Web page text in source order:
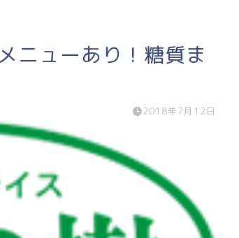
ニューあり！糖質ま
2018年7月12日